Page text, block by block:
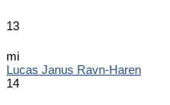
13
mi
Lucas Janus Ravn-Haren
14